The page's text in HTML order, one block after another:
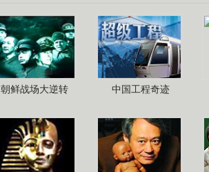
朝鲜战场大逆转 中国工程奇迹